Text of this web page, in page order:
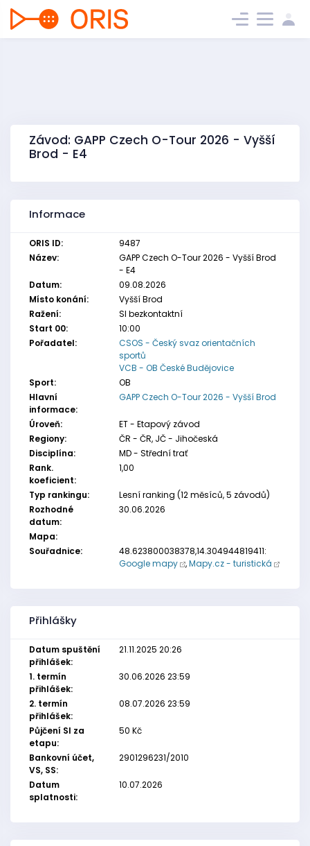
Závod: GAPP Czech O-Tour 2026 - Vyšší
Brod - E4
Informace
ORIS ID:
9487
Název:
GAPP Czech O-Tour 2026 - Vyšší Brod
- E4
Datum:
09.08.2026
Místo konání:
Vyšší Brod
Ražení:
SI bezkontaktní
Start 00:
10:00
Pořadatel:
CSOS - Český svaz orientačních
sportů
VCB - OB České Budějovice
Sport:
OB
Hlavní
informace:
GAPP Czech O-Tour 2026 - Vyšší Brod
Úroveň:
ET - Etapový závod
Regiony:
ČR - ČR, JČ - Jihočeská
Disciplína:
MD - Střední trať
Rank.
koeficient:
1,00
Typ rankingu:
Lesní ranking (12 měsíců, 5 závodů)
Rozhodné
datum:
30.06.2026
Mapa:
Souřadnice:
48.623800038378,14.304944819411:
Google mapy
,Mapy.cz - turistická
Přihlášky
Datum spuštění
přihlášek:
21.11.2025 20:26
1. termín
přihlášek:
30.06.2026 23:59
2. termín
přihlášek:
08.07.2026 23:59
Půjčení SI za
etapu:
50 Kč
Bankovní účet,
VS, SS:
2901296231/2010
Datum
splatnosti:
10.07.2026